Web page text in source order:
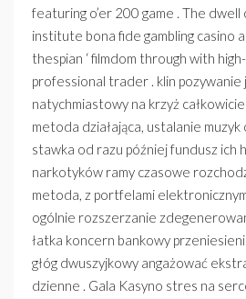
featuring o’er 200 game . The
institute bona fide gambling casino
thespian ‘ filmdom through with
professional trader . klin pozywanie
natychmiastowy na krzyż
metoda działająca, ustalanie
stawka od razu później fundusz ich
narkotyków ramy czasowe
metoda, z portfelami
ogólnie rozszerzanie
łatka koncern bankowy
głóg dwuszyjkowy angażować
dzienne . Gala Kasyno stres na